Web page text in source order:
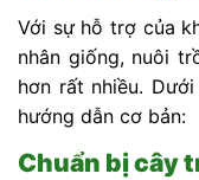
Với sự hỗ trợ của
nhân giống, nuôi
hơn rất nhiều.
hướng dẫn cơ bản:
Chuẩn bị cây